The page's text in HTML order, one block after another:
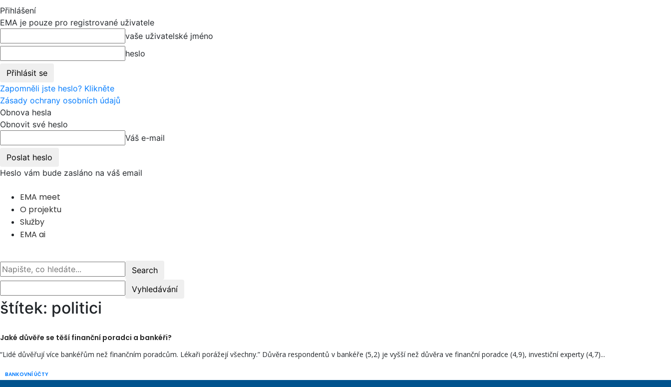
Přihlášení
EMA je pouze pro registrované uživatele
vaše uživatelské jméno
heslo
Zapomněli jste heslo? Klikněte
Zásady ochrany osobních údajů
Obnova hesla
Obnovit své heslo
Váš e-mail
Heslo vám bude zasláno na váš email
EMA meet
O projektu
Služby
EMA ai
štítek: politici
Jaké důvěře se těší finanční poradci a bankéři?
BANKOVNÍ ÚČTY
“Lidé důvěřují více bankéřům než finančním poradcům. Lékaři porážejí všechny.” Důvěra respondentů v bankéře (5,2) je vyšší než důvěra ve finanční poradce (4,9), investiční experty (4,7)...